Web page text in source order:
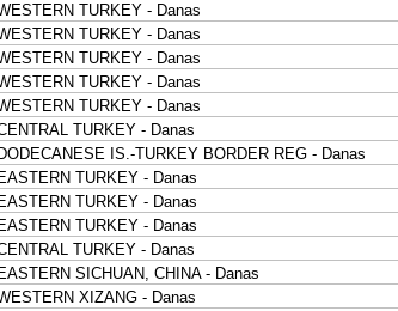
TURKEY - Danas
TURKEY - Danas
TURKEY - Danas
TURKEY - Danas
TURKEY - Danas
TURKEY - Danas
IS.-TURKEY BORDER REG - Danas
TURKEY - Danas
TURKEY - Danas
TURKEY - Danas
TURKEY - Danas
SICHUAN, CHINA - Danas
XIZANG - Danas